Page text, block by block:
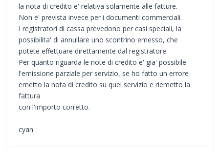
la nota di credito e' relativa solamente alle fatture.
Non e' prevista invece per i documenti commerciali.
I registratori di cassa prevedono per casi speciali, la
possibilita' di annullare uno scontrino emesso, che
potete effettuare direttamente dal registratore.
Per quanto riguarda le note di credito e' gia' possibile
l'emissione parziale per servizio, se ho fatto un errore
emetto la nota di credito su quel servizio e riemetto la
fattura
con l'importo corretto.
cyan